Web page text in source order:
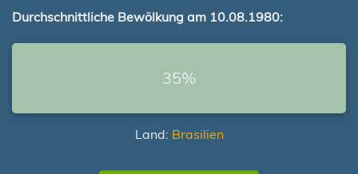
Durchschnittliche Bewölkung am 10.08.1980:
35%
Land: Brasilien